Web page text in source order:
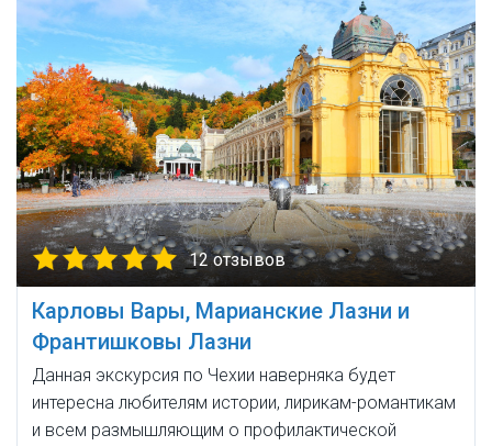
12 отзывов
Карловы Вары, Марианские Лазни и
Франтишковы Лазни
Данная экскурсия по Чехии наверняка будет
интересна любителям истории, лирикам-романтикам
и всем размышляющим о профилактической